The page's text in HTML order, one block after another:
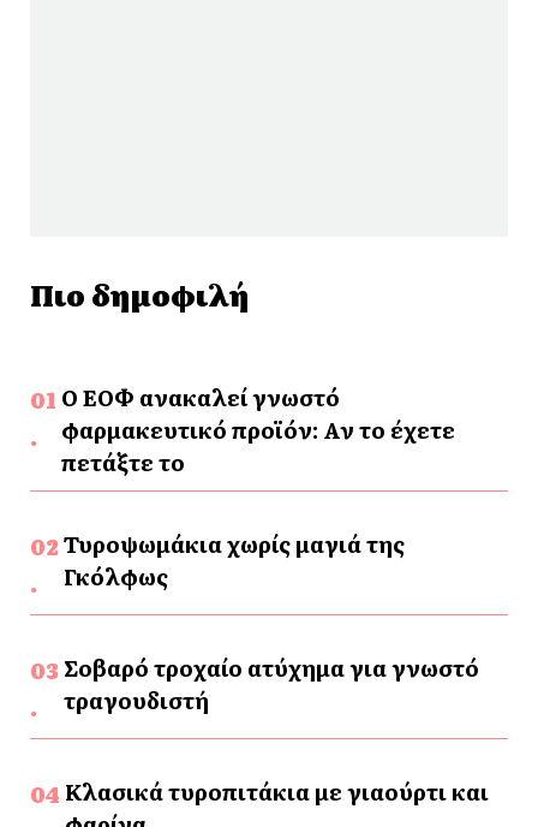
Πιο δημοφιλή
Ο ΕΟΦ ανακαλεί γνωστό
φαρμακευτικό προϊόν: Αν το έχετε
πετάξτε το
Τυροψωμάκια χωρίς μαγιά της
Γκόλφως
Σοβαρό τροχαίο ατύχημα για γνωστό
τραγουδιστή
Κλασικά τυροπιτάκια με γιαούρτι και